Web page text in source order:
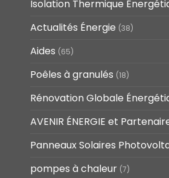
Isolation Thermique
Actualités Énergie (38)
Aides (65)
Poêles à granulés (18)
Rénovation Globale
AVENIR ÉNERGIE et
Panneaux Solaires
pompes à chaleur (7)